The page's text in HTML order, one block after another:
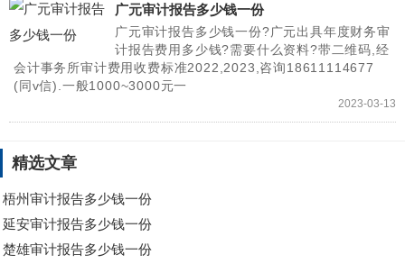
广元审计报告多少钱一份
广元审计报告多少钱一份?广元出具年度财务审
计报告费用多少钱?需要什么资料?带二维码,经
会计事务所审计费用收费标准2022,2023,咨询18611114677
(同v信).一般1000~3000元一
2023-03-13
精选文章
梧州审计报告多少钱一份
延安审计报告多少钱一份
楚雄审计报告多少钱一份